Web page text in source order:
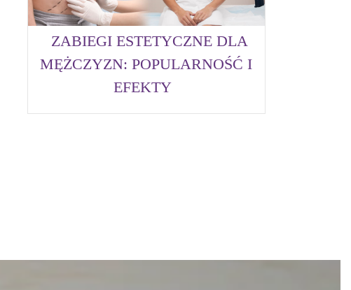
ZABIEGI ESTETYCZNE DLA
MĘŻCZYZN: POPULARNOŚĆ I
EFEKTY